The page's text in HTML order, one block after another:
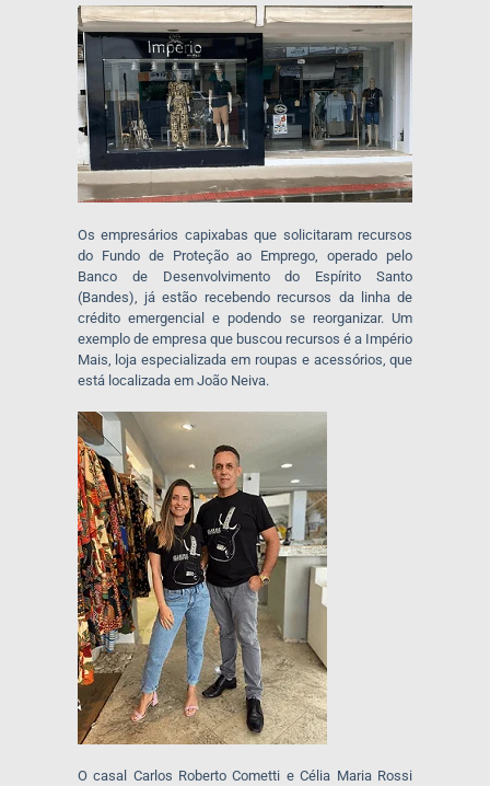
Os empresários capixabas que solicitaram recursos
do Fundo de Proteção ao Emprego, operado pelo
Banco de Desenvolvimento do Espírito Santo
(Bandes), já estão recebendo recursos da linha de
crédito emergencial e podendo se reorganizar. Um
exemplo de empresa que buscou recursos é a Império
Mais, loja especializada em roupas e acessórios, que
está localizada em João Neiva.
O casal Carlos Roberto Cometti e Célia Maria Rossi